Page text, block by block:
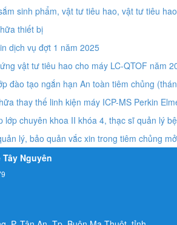
sinh phẩm, vật tư tiêu hao, vật tư tiêu
thiết bị
dịch vụ đợt 1 năm 2025
vật tư tiêu hao cho máy LC-QTOF năm
đào tạo ngắn hạn An toàn tiêm chủng
thay thế linh kiện máy ICP-MS Perkin
lớp chuyên khoa II khóa 4, thạc sĩ quản lý
lý, bảo quản vắc xin trong tiêm chủng
Nguyên